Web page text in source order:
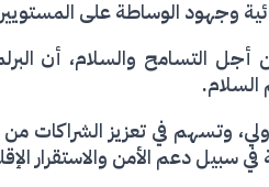
وجهود الوساطة على
أجل التسامح والسلام، أن
السلام.
وتسهم في تعزيز الشراكات
دعم الأمن والاستقرار